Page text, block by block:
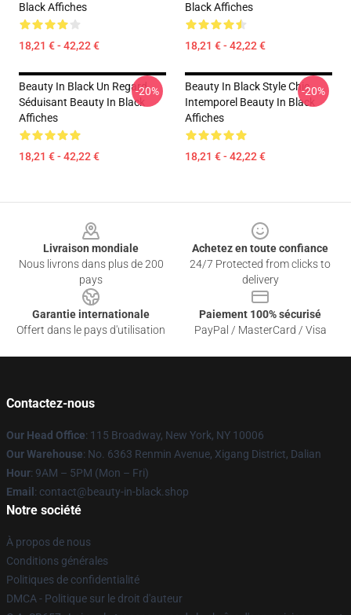
Black Affiches
18,21 € - 42,22 €
Black Affiches
18,21 € - 42,22 €
Beauty In Black Un Regard
Séduisant Beauty In Black
Affiches
18,21 € - 42,22 €
-20%
Beauty In Black Style Chic
Intemporel Beauty In Black
Affiches
18,21 € - 42,22 €
-20%
Livraison mondiale
Nous livrons dans plus de 200
pays
Achetez en toute confiance
24/7 Protected from clicks to
delivery
Garantie internationale
Offert dans le pays d'utilisation
Paiement 100% sécurisé
PayPal / MasterCard / Visa
Contactez-nous
Our Head Office: 115 Broadway, New York, NY 10006
Our Warehouse: No. 6363 Renmin Avenue, Xigang District, Dalian
Hour: 9AM – 5PM (Mon – Fri)
Email : contact@beauty-in-black.shop
Notre société
À propos de nous
Conditions générales
Politiques de confidentialité
DMCA - Politique sur le droit d'auteur